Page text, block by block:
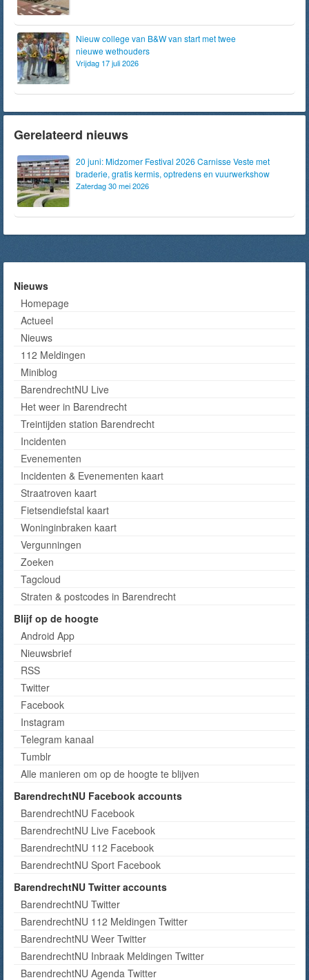
Nieuw college van B&W van start met twee
nieuwe wethouders
Vrijdag 17 juli 2026
Gerelateerd nieuws
20 juni: Midzomer Festival 2026 Carnisse Veste met
braderie, gratis kermis, optredens en vuurwerkshow
Zaterdag 30 mei 2026
Nieuws
Homepage
Actueel
Nieuws
112 Meldingen
Miniblog
BarendrechtNU Live
Het weer in Barendrecht
Treintijden station Barendrecht
Incidenten
Evenementen
Incidenten & Evenementen kaart
Straatroven kaart
Fietsendiefstal kaart
Woninginbraken kaart
Vergunningen
Zoeken
Tagcloud
Straten & postcodes in Barendrecht
Blijf op de hoogte
Android App
Nieuwsbrief
RSS
Twitter
Facebook
Instagram
Telegram kanaal
Tumblr
Alle manieren om op de hoogte te blijven
BarendrechtNU Facebook accounts
BarendrechtNU Facebook
BarendrechtNU Live Facebook
BarendrechtNU 112 Facebook
BarendrechtNU Sport Facebook
BarendrechtNU Twitter accounts
BarendrechtNU Twitter
BarendrechtNU 112 Meldingen Twitter
BarendrechtNU Weer Twitter
BarendrechtNU Inbraak Meldingen Twitter
BarendrechtNU Agenda Twitter